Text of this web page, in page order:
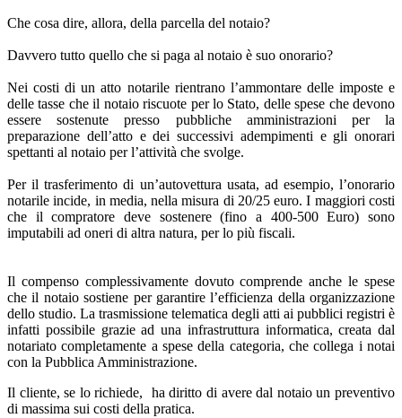
Che cosa dire, allora, della parcella del notaio?
Davvero tutto quello che si paga al notaio è suo onorario?
Nei costi di un atto notarile rientrano l’ammontare delle imposte e
delle tasse che il notaio riscuote per lo Stato, delle spese che devono
essere sostenute presso pubbliche amministrazioni per la
preparazione dell’atto e dei successivi adempimenti e gli onorari
spettanti al notaio per l’attività che svolge.
Per il trasferimento di un’autovettura usata, ad esempio, l’onorario
notarile incide, in media, nella misura di 20/25 euro. I maggiori costi
che il compratore deve sostenere (fino a 400-500 Euro) sono
imputabili ad oneri di altra natura, per lo più fiscali.
Il compenso complessivamente dovuto comprende anche le spese
che il notaio sostiene per garantire l’efficienza della organizzazione
dello studio. La trasmissione telematica degli atti ai pubblici registri è
infatti possibile grazie ad una infrastruttura informatica, creata dal
notariato completamente a spese della categoria, che collega i notai
con la Pubblica Amministrazione.
Il cliente, se lo richiede, ha diritto di avere dal notaio un preventivo
di massima sui costi della pratica.